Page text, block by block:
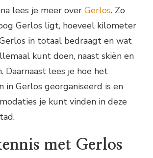
lees je meer over Gerlos. Zo
Gerlos ligt, hoeveel kilometer
in totaal bedraagt en wat
kunt doen, naast skiën en
Daarnaast lees je hoe het
in Gerlos georganiseerd is en
je kunt vinden in deze
met Gerlos